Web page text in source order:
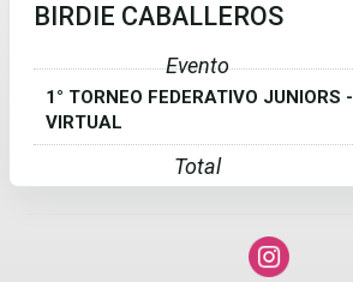
BIRDIE CABALLEROS
Evento
1° TORNEO FEDERATIVO JUNIORS -
VIRTUAL
Total